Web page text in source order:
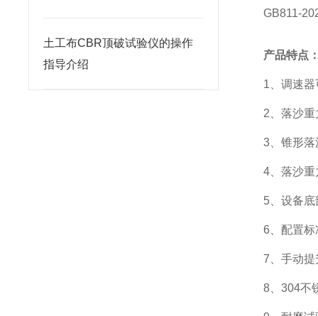
土工布CBR顶破试验仪的操作
指导介绍
GB811-
产品特点
1 、调速
2 、落沙
3 、锥形
4 、落沙
5 、设备
6 、配置
7 、手动
8 、304不